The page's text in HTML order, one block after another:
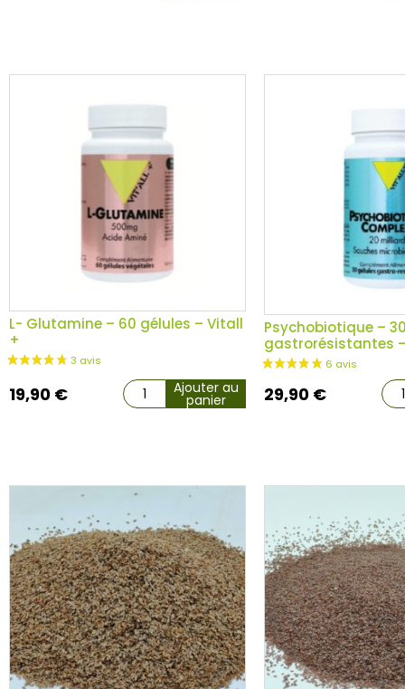
L- Glutamine – 60 gélules – Vitall
+
19,90 € Ajouter au
panier
Psychobiotique –
gastrorésistantes
29,90 €